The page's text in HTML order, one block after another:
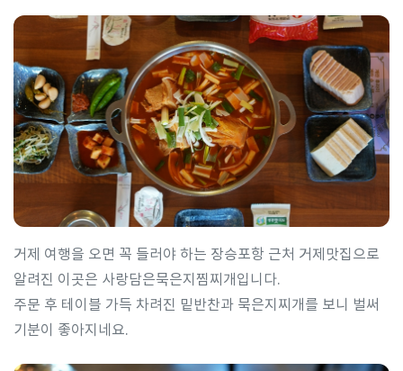
거제 여행을 오면 꼭 들러야 하는 장승포항 근처 거제맛집으로
알려진 이곳은 사랑담은묵은지찜찌개입니다.
주문 후 테이블 가득 차려진 밑반찬과 묵은지찌개를 보니 벌써
기분이 좋아지네요.